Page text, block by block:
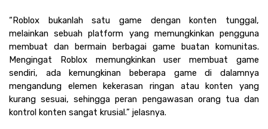
“Roblox bukanlah satu game dengan konten tunggal,
melainkan sebuah platform yang memungkinkan pengguna
membuat dan bermain berbagai game buatan komunitas.
Mengingat Roblox memungkinkan user membuat game
sendiri, ada kemungkinan beberapa game di dalamnya
mengandung elemen kekerasan ringan atau konten yang
kurang sesuai, sehingga peran pengawasan orang tua dan
kontrol konten sangat krusial.” jelasnya.